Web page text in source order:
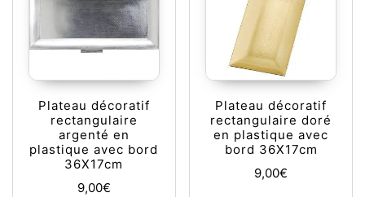
Plateau décoratif
rectangulaire
argenté en
plastique avec bord
36X17cm
9,00€
Plateau décoratif
rectangulaire doré
en plastique avec
bord 36X17cm
9,00€